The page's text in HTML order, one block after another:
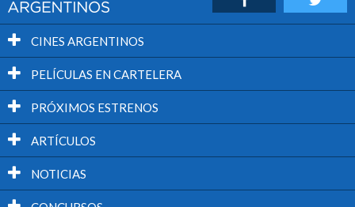
CINES ARGENTINOS
PELÍCULAS EN CARTELERA
PRÓXIMOS ESTRENOS
ARTÍCULOS
NOTICIAS